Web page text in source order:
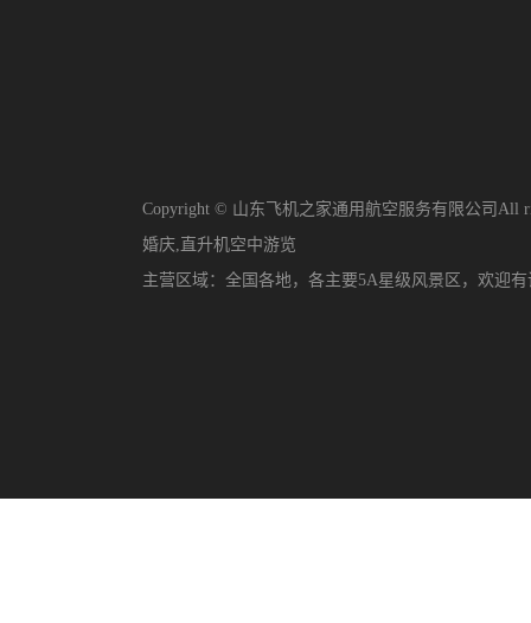
Copyright © 山东飞机之家通用航空服务有限公司All
婚庆, 直升机空中游览
主营区域： 全国各地，各主要5A星级风景区，欢迎